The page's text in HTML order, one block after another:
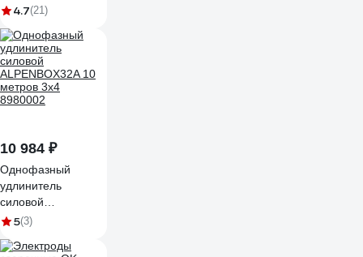
IST0232
4.7(21)
10 984 ₽
Однофазный
удлинитель
силовой
ALPENBOX32A 10
8980002
5(3)